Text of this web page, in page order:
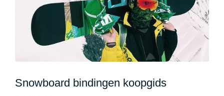
Snowboard bindingen koopgids